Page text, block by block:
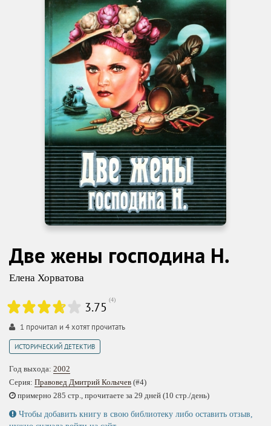
Две жены господина Н.
Елена Хорватова
3.75 (4)
1 прочитал и 4хотят прочитать
ИСТОРИЧЕСКИЙ ДЕТЕКТИВ
Год выхода: 2002
Серия: Правовед Дмитрий Колычев (#4)
примерно 285 стр., прочитаете за 29 дней (10 стр./день)
Чтобы добавить книгу в свою библиотеку либо оставить отзыв,